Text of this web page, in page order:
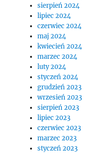
sierpień 2024
lipiec 2024
czerwiec 2024
maj 2024
kwiecień 2024
marzec 2024
luty 2024
styczeń 2024
grudzień 2023
wrzesień 2023
sierpień 2023
lipiec 2023
czerwiec 2023
marzec 2023
styczeń 2023